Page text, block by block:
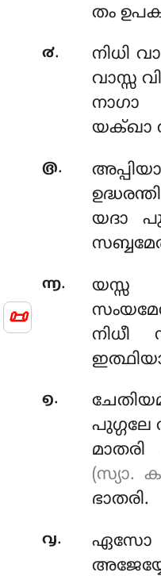
📜
തം
൪.
നിധി
വാസ്സ
നാഗാ
യക്ഖാ
൫.
യദാ
൬.
നിധീ
൭.
(സ്യാ.
ഭാതരി.
൮.
ഏസോ